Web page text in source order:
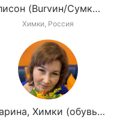
Элисон (Burvин/Сумки/Парфюмерия)
Химки, Россия
Марина, Химки (обувь Гр*ац*иа*на)